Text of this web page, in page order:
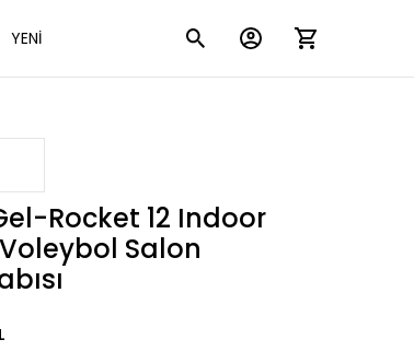
YENİ
Rocket 12 Indoor
Salon